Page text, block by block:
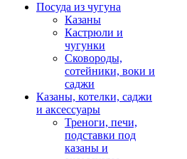
Посуда из чугуна
Казаны
Кастрюли и
чугунки
Сковороды,
сотейники, воки и
саджи
Казаны, котелки, саджи
и аксессуары
Треноги, печи,
подставки под
казаны и